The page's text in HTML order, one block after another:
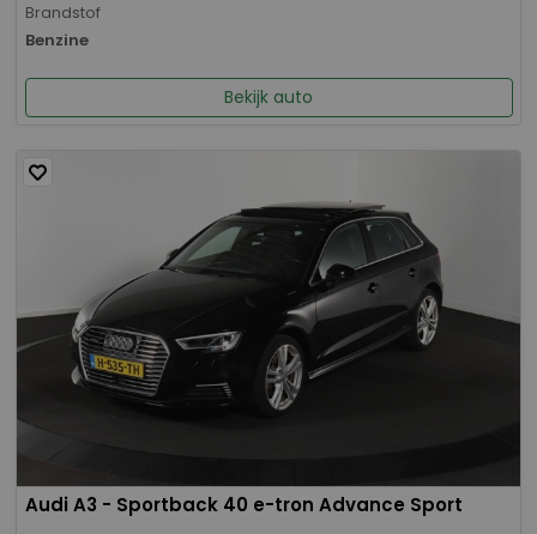
Brandstof
Benzine
Bekijk auto
Audi A3 - Sportback 40 e-tron Advance Sport